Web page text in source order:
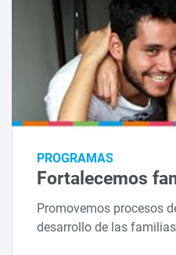
PROGRAMAS
Fortalecemos
Promovemos procesos
desarrollo de las